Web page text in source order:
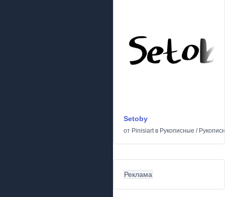
Setoby
от Pinisiartв Рукописные /
Реклама